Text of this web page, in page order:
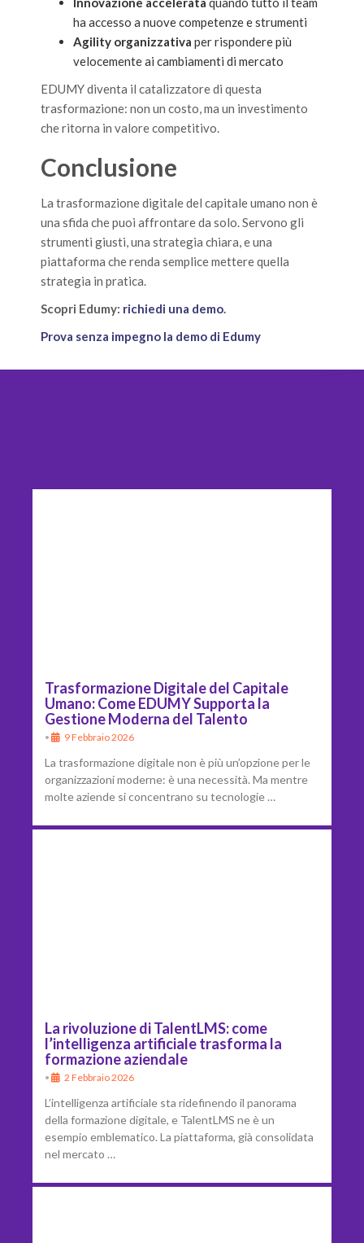
ha accesso a nuove competenze e strumenti
Agility organizzativa per rispondere più
velocemente ai cambiamenti di mercato
EDUMY diventa il catalizzatore di questa
trasformazione: non un costo, ma un investimento
che ritorna in valore competitivo.
Conclusione
La trasformazione digitale del capitale umano non è
una sfida che puoi affrontare da solo. Servono gli
strumenti giusti, una strategia chiara, e una
piattaforma che renda semplice mettere quella
strategia in pratica.
Scopri Edumy: richiedi una demo.
Prova senza impegno la demo di Edumy
Trasformazione Digitale del Capitale
Umano: Come EDUMY Supporta la
Gestione Moderna del Talento
• 9 Febbraio 2026
La trasformazione digitale non è più un’opzione per le
organizzazioni moderne: è una necessità. Ma mentre
molte aziende si concentrano su tecnologie …
La rivoluzione di TalentLMS: come
l’intelligenza artificiale trasforma la
formazione aziendale
• 2 Febbraio 2026
L’intelligenza artificiale sta ridefinendo il panorama
della formazione digitale, e TalentLMS ne è un
esempio emblematico. La piattaforma, già consolidata
nel mercato …